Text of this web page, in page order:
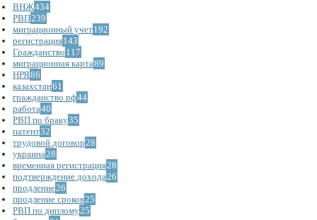
ВНЖ434
РВП239
миграционный учет192
регистрация143
Гражданство 117
миграционная карта89
НРЯ86
казахстан61
гражданство рф44
работа40
РВП по браку35
патент32
трудовой договор 28
украина 28
временная регистрация28
подтверждение дохода 26
продление26
продление сроков25
РВП по диплому25